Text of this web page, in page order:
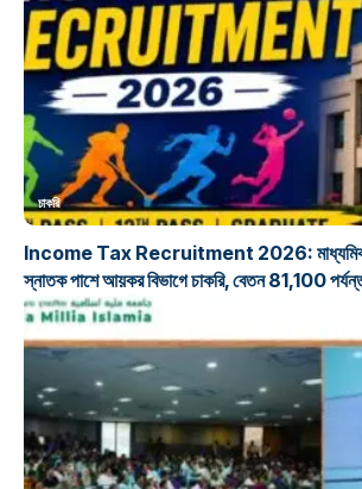
চাকরি
Income Tax Recruitment 2026: মাধ্যমিক,
স্নাতক পাশে আয়কর বিভাগে চাকরি, বেতন 81,100